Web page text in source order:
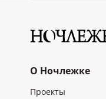
О Ночлежке
Проекты